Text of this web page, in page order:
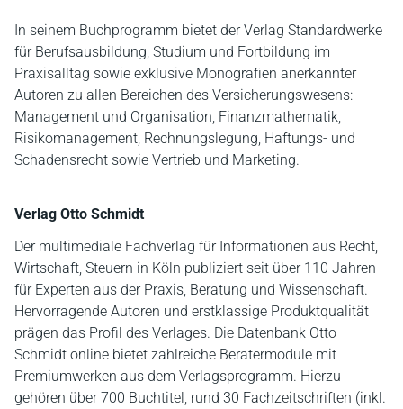
In seinem Buchprogramm bietet der Verlag Standardwerke
für Berufsausbildung, Studium und Fortbildung im
Praxisalltag sowie exklusive Monografien anerkannter
Autoren zu allen Bereichen des Versicherungswesens:
Management und Organisation, Finanzmathematik,
Risikomanagement, Rechnungslegung, Haftungs- und
Schadensrecht sowie Vertrieb und Marketing.
Verlag Otto Schmidt
Der multimediale Fachverlag für Informationen aus Recht,
Wirtschaft, Steuern in Köln publiziert seit über 110 Jahren
für Experten aus der Praxis, Beratung und Wissenschaft.
Hervorragende Autoren und erstklassige Produktqualität
prägen das Profil des Verlages. Die Datenbank Otto
Schmidt online bietet zahlreiche Beratermodule mit
Premiumwerken aus dem Verlagsprogramm. Hierzu
gehören über 700 Buchtitel, rund 30 Fachzeitschriften (inkl.